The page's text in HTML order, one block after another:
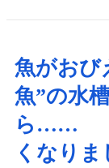
魚がおび
魚”の水
ら…… 「
くなり